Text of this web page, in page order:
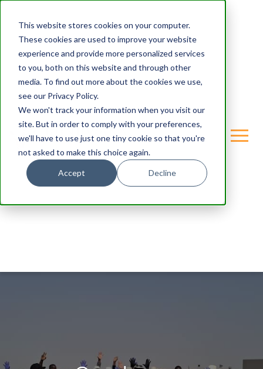
This website stores cookies on your computer.
These cookies are used to improve your website
experience and provide more personalized services
to you, both on this website and through other
media. To find out more about the cookies we use,
see our Privacy Policy.
We won't track your information when you visit our
site. But in order to comply with your preferences,
we'll have to use just one tiny cookie so that you're
not asked to make this choice again.
Accept Decline